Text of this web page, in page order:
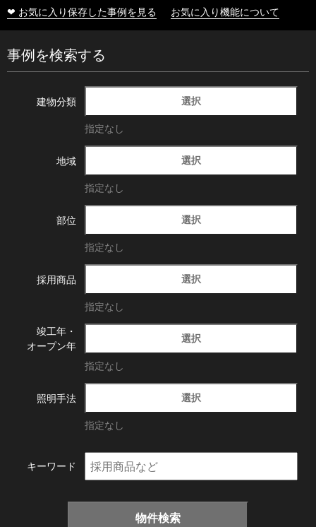
❤ お気に入り保存した事例を見る お気に入り機能について
事例を検索する
建物分類 選択
指定なし
地域 選択
指定なし
部位 選択
指定なし
採用商品 選択
指定なし
竣工年・
オープン年
選択
指定なし
照明手法 選択
指定なし
キーワード
物件検索